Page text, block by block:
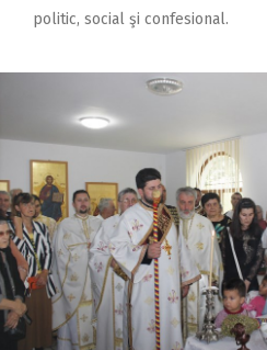
politic, social şi confesional.